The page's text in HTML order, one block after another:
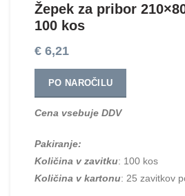
Žepek za pribor
100 kos
€ 6,21
PO NAROČILU
Cena vsebuje DDV
Pakiranje:
Količina v zavitku: 100 kos
Količina v kartonu: 25 zavitkov